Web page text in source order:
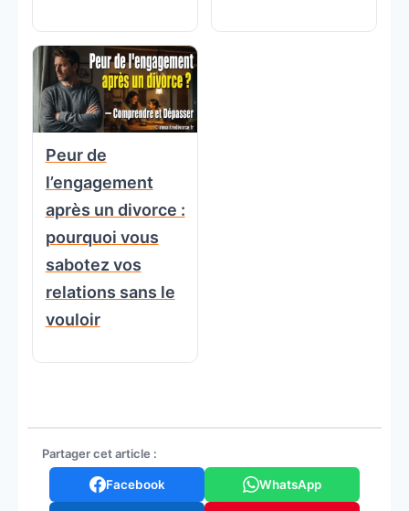
Peur de
l’engagement
après un divorce :
pourquoi vous
sabotez vos
relations sans le
vouloir
Partager cet article :
Facebook WhatsApp